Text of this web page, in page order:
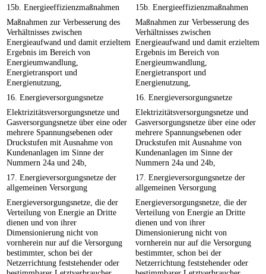
15b. Energieeffizienzmaßnahmen
15b. Energieeffizienzmaßnahmen
Maßnahmen zur Verbesserung des
Verhältnisses zwischen
Energieaufwand und damit erzieltem
Ergebnis im Bereich von
Energieumwandlung,
Energietransport und
Energienutzung,
Maßnahmen zur Verbesserung des
Verhältnisses zwischen
Energieaufwand und damit erzieltem
Ergebnis im Bereich von
Energieumwandlung,
Energietransport und
Energienutzung,
16. Energieversorgungsnetze
16. Energieversorgungsnetze
Elektrizitätsversorgungsnetze und
Gasversorgungsnetze über eine oder
mehrere Spannungsebenen oder
Druckstufen mit Ausnahme von
Kundenanlagen im Sinne der
Nummern 24a und 24b,
Elektrizitätsversorgungsnetze und
Gasversorgungsnetze über eine oder
mehrere Spannungsebenen oder
Druckstufen mit Ausnahme von
Kundenanlagen im Sinne der
Nummern 24a und 24b,
17. Energieversorgungsnetze der
allgemeinen Versorgung
17. Energieversorgungsnetze der
allgemeinen Versorgung
Energieversorgungsnetze, die der
Verteilung von Energie an Dritte
dienen und von ihrer
Dimensionierung nicht von
vornherein nur auf die Versorgung
bestimmter, schon bei der
Netzerrichtung feststehender oder
Energieversorgungsnetze, die der
Verteilung von Energie an Dritte
dienen und von ihrer
Dimensionierung nicht von
vornherein nur auf die Versorgung
bestimmter, schon bei der
Netzerrichtung feststehender oder